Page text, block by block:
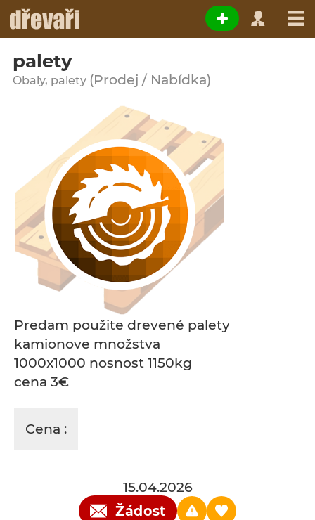
palety
Obaly, palety (Prodej / Nabídka)
Predam použite drevené palety
kamionove množstva
1000x1000 nosnost 1150kg
cena 3€
Cena :
15.04.2026
Žádost